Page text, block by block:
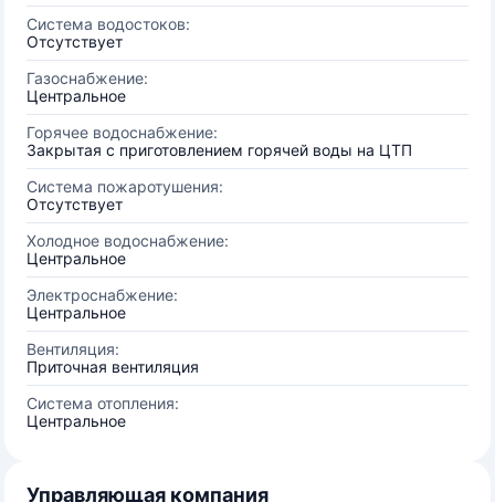
Система водостоков:
Отсутствует
Газоснабжение:
Центральное
Горячее водоснабжение:
Закрытая с приготовлением горячей воды на ЦТП
Система пожаротушения:
Отсутствует
Холодное водоснабжение:
Центральное
Электроснабжение:
Центральное
Вентиляция:
Приточная вентиляция
Система отопления:
Центральное
Управляющая компания